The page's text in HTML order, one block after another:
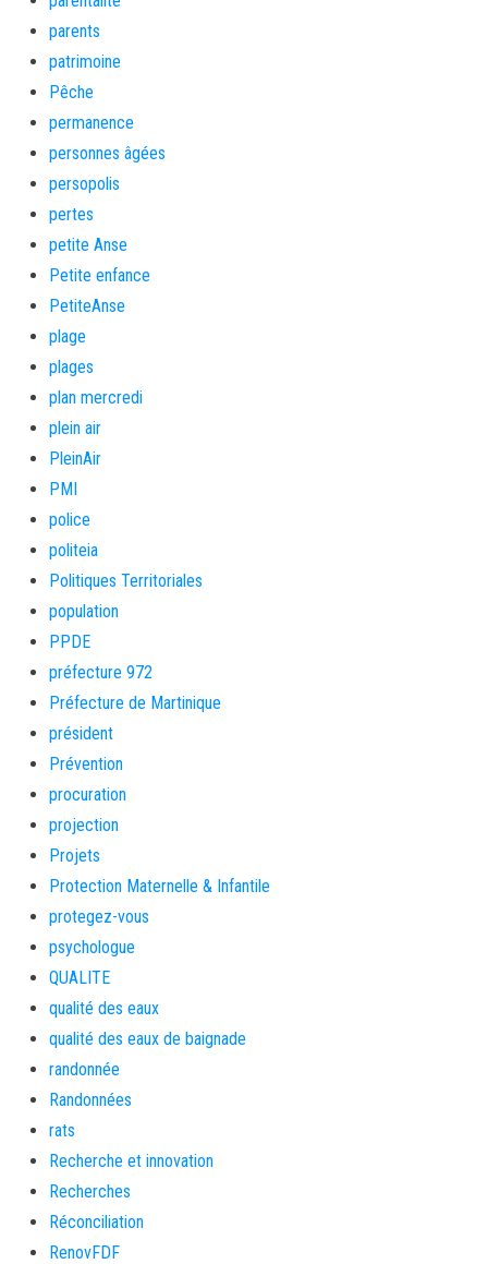
parents
patrimoine
Pêche
permanence
personnes âgées
persopolis
pertes
petite Anse
Petite enfance
PetiteAnse
plage
plages
plan mercredi
plein air
PleinAir
PMI
police
politeia
Politiques Territoriales
population
PPDE
préfecture 972
Préfecture de Martinique
président
Prévention
procuration
projection
Projets
Protection Maternelle & Infantile
protegez-vous
psychologue
QUALITE
qualité des eaux
qualité des eaux de baignade
randonnée
Randonnées
rats
Recherche et innovation
Recherches
Réconciliation
RenovFDF